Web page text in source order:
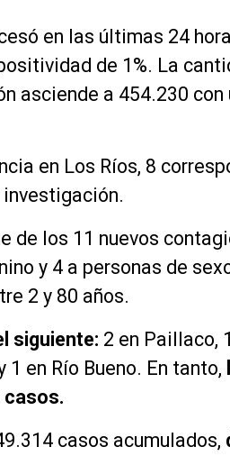
en las últimas 24
de 1%. La
asciende a 454.230 con
en Los Ríos, 8
investigación.
de los 11 nuevos
y 4 a personas de
2 y 80 años.
siguiente: 2 en Paillaco,
1 en Río Bueno. En tanto,
casos.
casos acumulados,